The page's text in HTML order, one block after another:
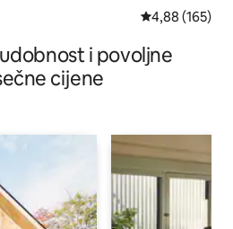
Prosječna
4,88 (165)
i povoljne
cijene